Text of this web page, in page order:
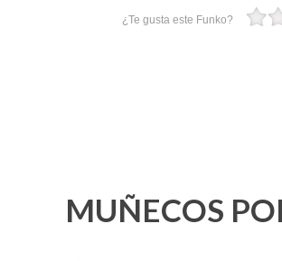
¿Te gusta este Funko?
MUÑECOS